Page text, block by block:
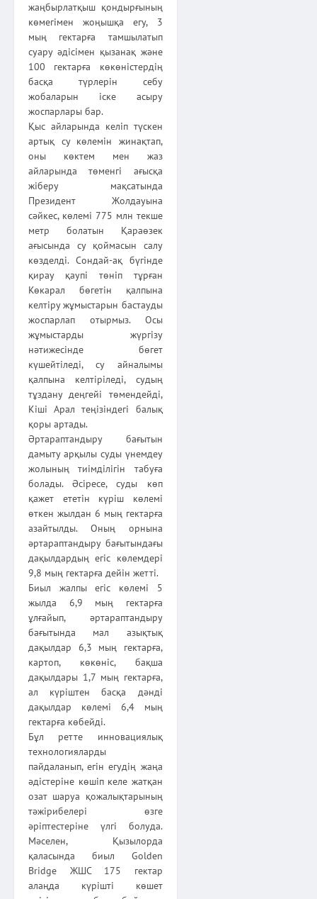
жаңбырлатқыш қондырғының
көмегімен жоңышқа егу, 3
мың гектарға тамшылатып
суару әдісімен қызанақ және
100 гектарға көкөністердің
басқа түрлерін себу
жобаларын іске асыру
жоспарлары бар.
Қыс айларында келіп түскен
артық су көлемін жинақтап,
оны көктем мен жаз
айларында төменгі ағысқа
жіберу мақсатында
Президент Жолдауына
сәйкес, көлемі 775 млн текше
метр болатын Қараөзек
ағысында су қоймасын салу
көзделді. Сондай-ақ бүгінде
қирау қаупі төніп тұрған
Көкарал бөгетін қалпына
келтіру жұмыстарын бастауды
жоспарлап отырмыз. Осы
жұмыстарды жүргізу
нәтижесінде бөгет
күшейтіледі, су айналымы
қалпына келтіріледі, судың
тұздану деңгейі төмендейді,
Кіші Арал теңізіндегі балық
қоры артады.
Әртараптандыру бағытын
дамыту арқылы суды үнемдеу
жолының тиімділігін табуға
болады. Әсіресе, суды көп
қажет ететін күріш көлемі
өткен жылдан 6 мың гектарға
азайтылды. Оның орнына
әртараптандыру бағытындағы
дақылдардың егіс көлемдері
9,8 мың гектарға дейін жетті.
Биыл жалпы егіс көлемі 5
жылда 6,9 мың гектарға
ұлғайып, әртараптандыру
бағытында мал азықтық
дақылдар 6,3 мың гектарға,
картоп, көкөніс, бақша
дақылдары 1,7 мың гектарға,
ал күріштен басқа дәнді
дақылдар көлемі 6,4 мың
гектарға көбейді.
Бұл ретте инновациялық
технологияларды
пайдаланып, егін егудің жаңа
әдістеріне көшіп келе жатқан
озат шаруа қожалықтарының
тәжірибелері өзге
әріптестеріне үлгі болуда.
Мәселен, Қызылорда
қаласында биыл Golden
Bridge ЖШС 175 гектар
алаңда күрішті көшет